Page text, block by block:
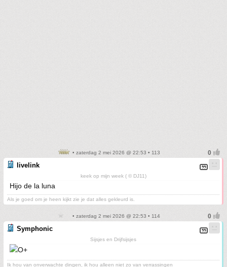
• zaterdag 2 mei 2026 @ 22:53 • 113
livelink
keek op mijn week ( © DJ11)
Hijo de la luna
Als je goed om je heen kijkt zie je dat alles gekleurd is.
• zaterdag 2 mei 2026 @ 22:53 • 114
Symphonic
Sijsjes en Drijfsijsjes
Ik hou van onverwachte dingen, ik hou alleen niet zo van verrassingen